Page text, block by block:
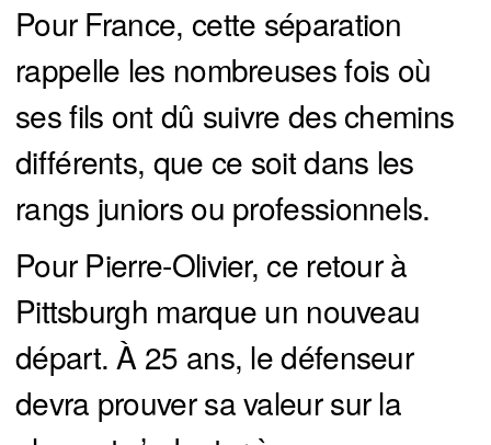
Pour France, cette séparation
rappelle les nombreuses fois où
ses fils ont dû suivre des chemins
différents, que ce soit dans les
rangs juniors ou professionnels.
Pour Pierre-Olivier, ce retour à
Pittsburgh marque un nouveau
départ. À 25 ans, le défenseur
devra prouver sa valeur sur la